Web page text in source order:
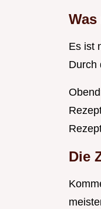
Es ist
Durch
Die